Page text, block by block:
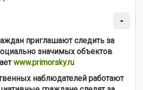
приглашают следить за
значимых объектов
www.primorsky.ru
наблюдателей работают